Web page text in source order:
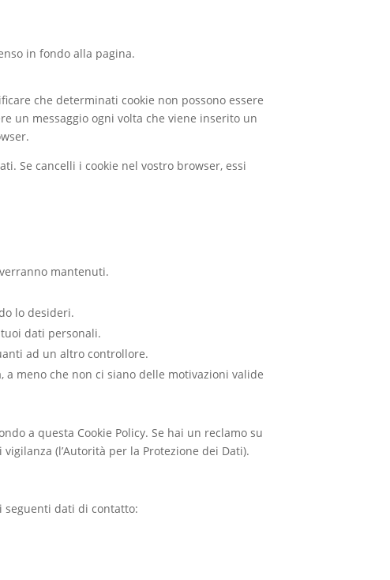
in fondo alla pagina.
che determinati cookie non possono essere
un messaggio ogni volta che viene inserito un
Se cancelli i cookie nel vostro browser, essi
mantenuti.
lo desideri.
dati personali.
ad un altro controllore.
meno che non ci siano delle motivazioni valide
a questa Cookie Policy. Se hai un reclamo su
(l’Autorità per la Protezione dei Dati).
seguenti dati di contatto: